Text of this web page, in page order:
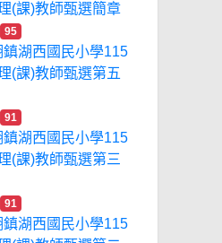
(課)教師甄選簡章
95
湖西國民小學115
(課)教師甄選第五
91
湖西國民小學115
(課)教師甄選第三
91
湖西國民小學115